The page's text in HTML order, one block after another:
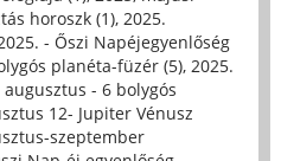
horoszk (1), 2025.
- Őszi Napéjegyenlőség
planéta-füzér (5), 2025.
augusztus - 6 bolygós
12- Jupiter Vénusz
szeptember